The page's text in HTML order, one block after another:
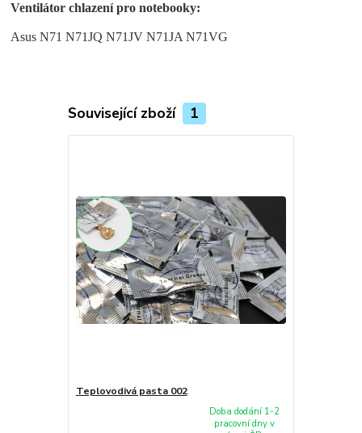
Ventilátor chlazení pro notebooky:
Asus N71 N71JQ N71JV N71JA N71VG
Související zboží 1
Teplovodivá pasta 002
Doba dodání 1-2
pracovní dny v